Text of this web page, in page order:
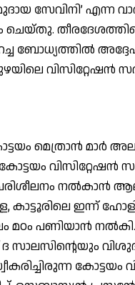
സേവിനി’
ബോധ്യത്തില്‍
വിസിറ്റേഷന്‍
മെത്രാന്‍ മാര്‍
വിസിറ്റേഷന്‍
നല്‍കാന്‍
ഇന്ന്
പണിയാന്‍ നല്‍കി.
സാലസിന്റെയും
കോട്ടയം